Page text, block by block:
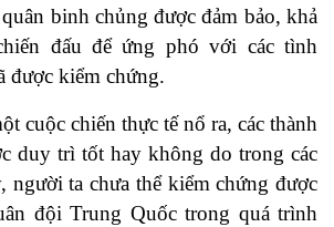
quân binh chủng được đảm bảo, khả
đấu để ứng phó với các tình
được kiểm chứng.
cuộc chiến thực tế nổ ra, các thành
duy trì tốt hay không do trong các
người ta chưa thể kiểm chứng được
đội Trung Quốc trong quá trình